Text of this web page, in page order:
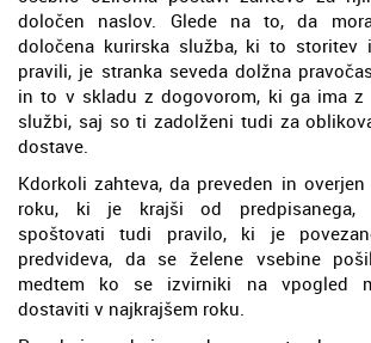
določen naslov. Glede na to, da
določena kurirska služba, ki to storitev
pravili, je stranka seveda dolžna
in to v skladu z dogovorom, ki ga ima z
službi, saj so ti zadolženi tudi za
dostave.
Kdorkoli zahteva, da preveden in
roku, ki je krajši od predpisanega,
spoštovati tudi pravilo, ki je
predvideva, da se želene vsebine
medtem ko se izvirniki na vpogled
dostaviti v najkrajšem roku.